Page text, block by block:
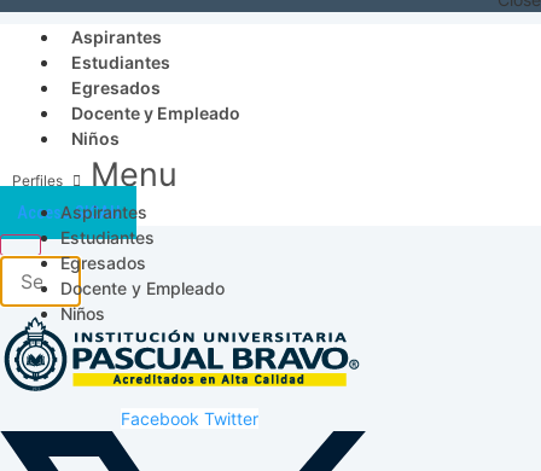
Aspirantes
Estudiantes
Egresados
Docente y Empleado
Niños
Menu
Aspirantes
Estudiantes
Egresados
Docente y Empleado
Niños
Acceso SICAU
Facebook Twitter